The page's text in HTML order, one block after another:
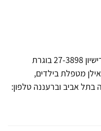
פסיכולוגית קלינית מומחית מספר רישיון 27-3898 בוגרת
מטפלת בילדים,
בתל אביב וברעננה טלפון: